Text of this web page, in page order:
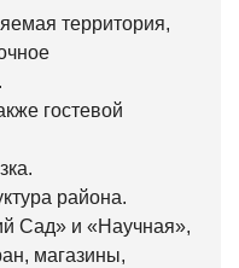
территория,
гостевой
района.
Сад» и «Научная»,
магазины,